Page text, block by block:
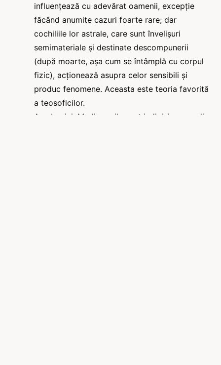
influențează cu adevărat oamenii, excepție
făcând anumite cazuri foarte rare; dar
cochiliile lor astrale, care sunt învelișuri
semimateriale și destinate descompunerii
(după moarte, așa cum se întâmplă cu corpul
fizic), acționează asupra celor sensibili și
produc fenomene. Aceasta este teoria favorită
a teosoficilor.
A nebuniei. Mediumurile sunt indivizi anormali,